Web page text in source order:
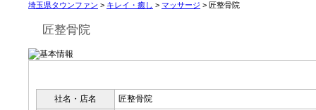
埼玉県タウンファン > キレイ・癒し > マッサージ > 匠整骨院
匠整骨院
社名・店名
匠整骨院